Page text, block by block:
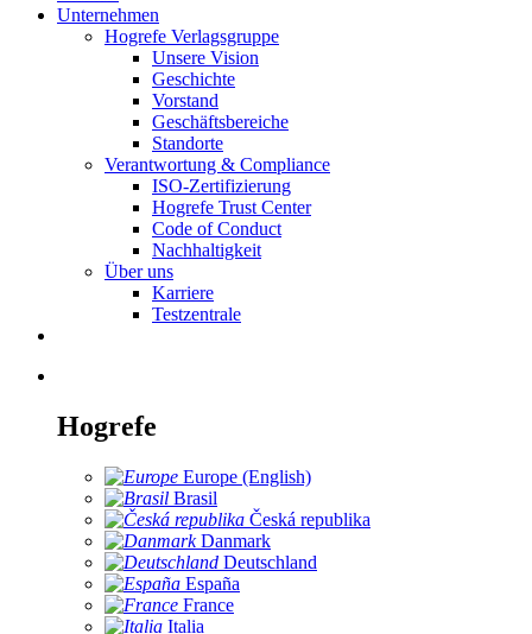
Unternehmen
Hogrefe Verlagsgruppe
Unsere Vision
Geschichte
Vorstand
Geschäftsbereiche
Standorte
Verantwortung & Compliance
ISO-Zertifizierung
Hogrefe Trust Center
Code of Conduct
Nachhaltigkeit
Über uns
Karriere
Testzentrale
Hogrefe
Europe (English)
Brasil
Česká republika
Danmark
Deutschland
España
France
Italia